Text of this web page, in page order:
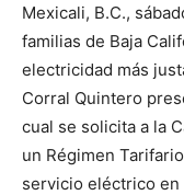
Mexicali, B.C.,
familias de Baja
electricidad más
Corral Quintero
cual se solicita a la
un Régimen
servicio eléctrico